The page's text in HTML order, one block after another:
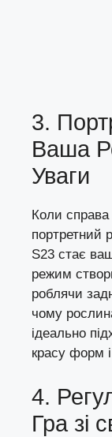
3.
Ваша
Уваги
Коли
портретний
S23 стає
режим
роблячи
чому
ідеально
красу форм
4.
Гра зі